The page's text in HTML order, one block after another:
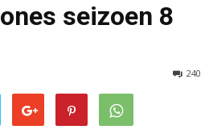
seizoen 8
240